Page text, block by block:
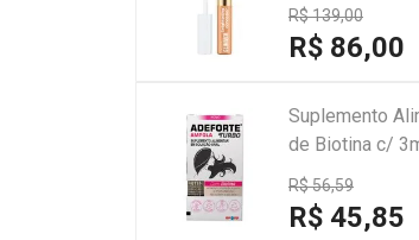
R$ 139,00
R$ 86,00
Suplemento
de Biotina c/
R$ 56,59
R$ 45,85